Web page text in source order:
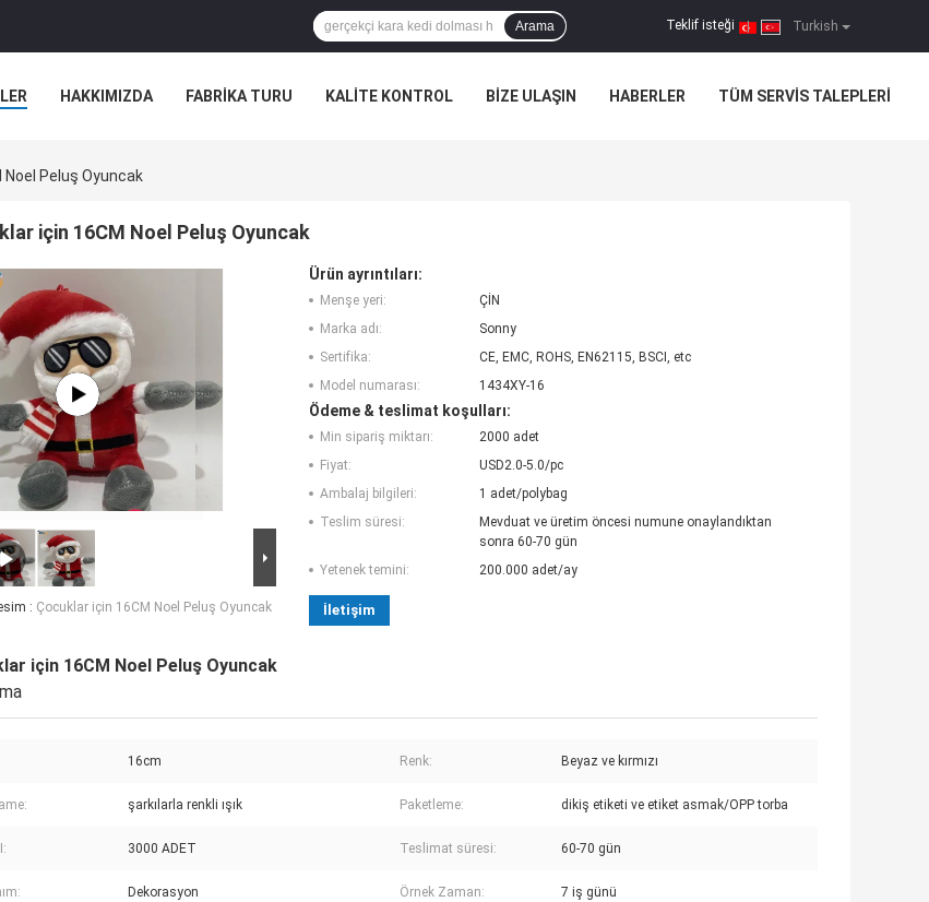
Turkish
Teklif isteği |
Arama
HAKKIMIZDA FABRIKA TURU KALITE KONTROL BIZE ULAŞIN HABERLER TÜM SERVIS TALEPLERI
Noel Peluş Oyuncak
için 16CM Noel Peluş Oyuncak
: Çocuklar için 16CM Noel Peluş Oyuncak
Ürün ayrıntıları:
Menşe yeri:
ÇİN
Marka adı:
Sonny
Sertifika:
CE, EMC, ROHS, EN62115, BSCI, etc
Model numarası:
1434XY-16
Ödeme & teslimat koşulları:
Min sipariş miktarı:
2000 adet
Fiyat:
USD2.0-5.0/pc
Ambalaj bilgileri:
1 adet/polybag
Teslim süresi:
Mevduat ve üretim öncesi numune onaylandıktan
sonra 60-70 gün
Yetenek temini:
200.000 adet/ay
İletişim
için 16CM Noel Peluş Oyuncak
16cm Renk: Beyaz ve kırmızı
şarkılarla renkli ışık Paketleme: dikiş etiketi ve etiket asmak/OPP torba
3000 ADET Teslimat süresi: 60-70 gün
Dekorasyon Örnek Zaman: 7 iş günü